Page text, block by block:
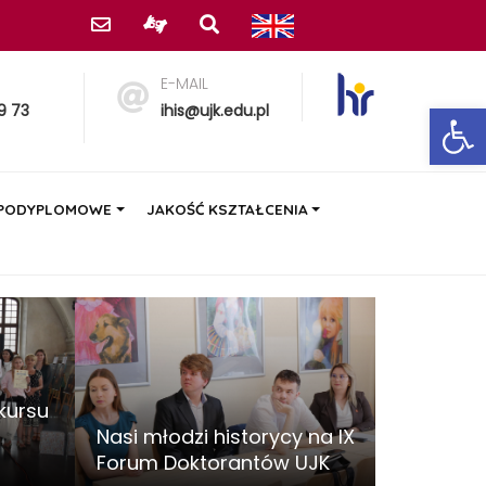
73
E-MAIL
ihis@ujk.edu.pl
JAKOŚĆ KSZTAŁCENIA
Nasi młodzi historycy na IX
Forum Doktorantów UJK